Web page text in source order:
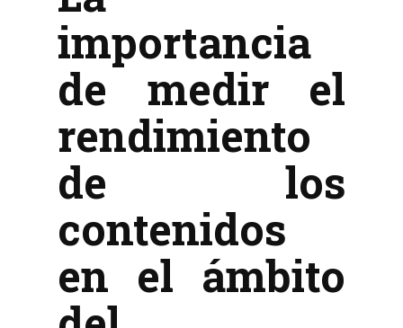
importancia
de medir el
rendimiento
de los
contenidos
en el ámbito